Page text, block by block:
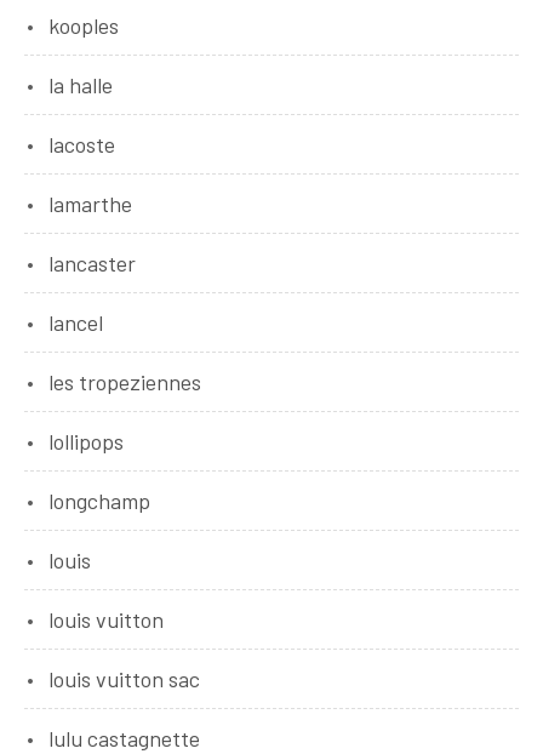
kooples
la halle
lacoste
lamarthe
lancaster
lancel
les tropeziennes
lollipops
longchamp
louis
louis vuitton
louis vuitton sac
lulu castagnette